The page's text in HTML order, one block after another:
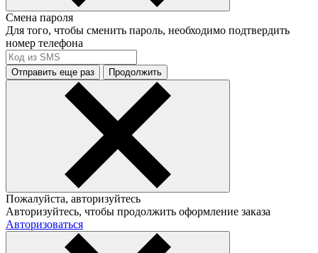
Смена пароля
Для того, чтобы сменить пароль, необходимо подтвердить
номер телефона
Отправить еще раз Продолжить
Пожалуйста, авторизуйтесь
Авторизуйтесь, чтобы продолжить оформление заказа
Авторизоваться